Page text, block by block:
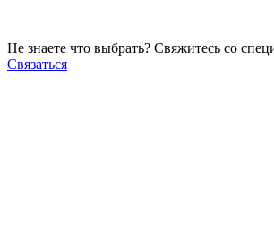
Не знаете что выбрать? Свяжитесь со
Связаться